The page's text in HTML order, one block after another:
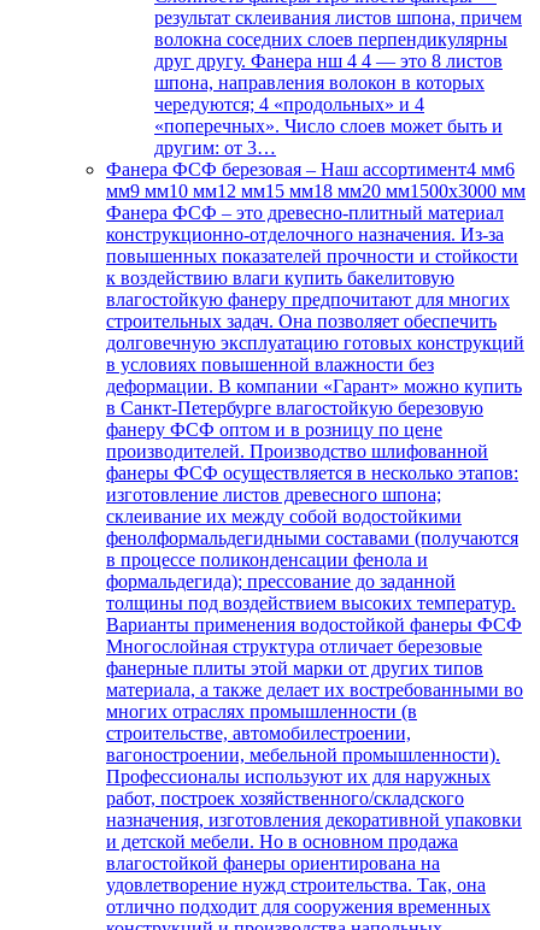
результат склеивания листов шпона, причем
волокна соседних слоев перпендикулярны
друг другу. Фанера нш 4 4 — это 8 листов
шпона, направления волокон в которых
чередуются; 4 «продольных» и 4
«поперечных». Число слоев может быть и
другим: от 3…
Фанера ФСФ березовая – Наш ассортимент4 мм6
мм9 мм10 мм12 мм15 мм18 мм20 мм1500х3000 мм
Фанера ФСФ – это древесно-плитный материал
конструкционно-отделочного назначения. Из-за
повышенных показателей прочности и стойкости
к воздействию влаги купить бакелитовую
влагостойкую фанеру предпочитают для многих
строительных задач. Она позволяет обеспечить
долговечную эксплуатацию готовых конструкций
в условиях повышенной влажности без
деформации. В компании «Гарант» можно купить
в Санкт-Петербурге влагостойкую березовую
фанеру ФСФ оптом и в розницу по цене
производителей. Производство шлифованной
фанеры ФСФ осуществляется в несколько этапов:
изготовление листов древесного шпона;
склеивание их между собой водостойкими
фенолформальдегидными составами (получаются
в процессе поликонденсации фенола и
формальдегида); прессование до заданной
толщины под воздействием высоких температур.
Варианты применения водостойкой фанеры ФСФ
Многослойная структура отличает березовые
фанерные плиты этой марки от других типов
материала, а также делает их востребованными во
многих отраслях промышленности (в
строительстве, автомобилестроении,
вагоностроении, мебельной промышленности).
Профессионалы используют их для наружных
работ, построек хозяйственного/складского
назначения, изготовления декоративной упаковки
и детской мебели. Но в основном продажа
влагостойкой фанеры ориентирована на
удовлетворение нужд строительства. Так, она
отлично подходит для сооружения временных